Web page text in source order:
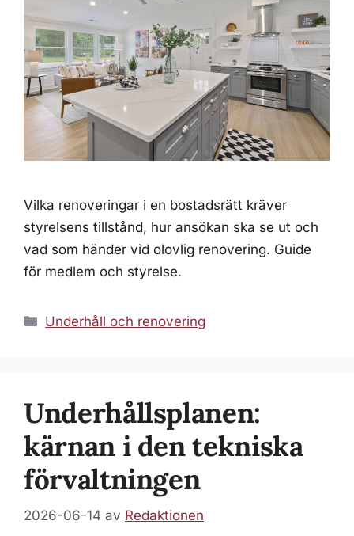
Vilka renoveringar i en bostadsrätt kräver
styrelsens tillstånd, hur ansökan ska se ut och
vad som händer vid olovlig renovering. Guide
för medlem och styrelse.
Kategorier
Underhåll och renovering
Underhållsplanen:
kärnan i den tekniska
förvaltningen
2026-06-14 av Redaktionen